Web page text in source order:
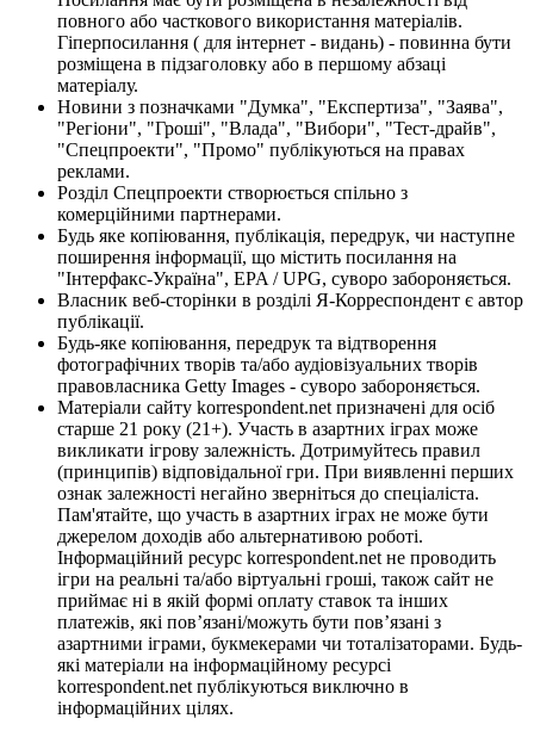
повного або часткового використання матеріалів.
Гіперпосилання ( для інтернет - видань) - повинна бути
розміщена в підзаголовку або в першому абзаці
матеріалу.
Новини з позначками "Думка", "Експертиза", "Заява",
"Регіони", "Гроші", "Влада", "Вибори", "Тест-драйв",
"Спецпроекти", "Промо" публікуються на правах
реклами.
Розділ Спецпроекти створюється спільно з
комерційними партнерами.
Будь яке копіювання, публікація, передрук, чи наступне
поширення інформації, що містить посилання на
"Інтерфакс-Україна", EPA / UPG, суворо забороняється.
Власник веб-сторінки в розділі Я-Корреспондент є автор
публікації.
Будь-яке копіювання, передрук та відтворення
фотографічних творів та/або аудіовізуальних творів
правовласника Getty Images - суворо забороняється.
Матеріали сайту korrespondent.net призначені для осіб
старше 21 року (21+). Участь в азартних іграх може
викликати ігрову залежність. Дотримуйтесь правил
(принципів) відповідальної гри. При виявленні перших
ознак залежності негайно зверніться до спеціаліста.
Пам'ятайте, що участь в азартних іграх не може бути
джерелом доходів або альтернативою роботі.
Інформаційний ресурс korrespondent.net не проводить
ігри на реальні та/або віртуальні гроші, також сайт не
приймає ні в якій формі оплату ставок та інших
платежів, які пов’язані/можуть бути пов’язані з
азартними іграми, букмекерами чи тоталізаторами. Будь-
які матеріали на інформаційному ресурсі
korrespondent.net публікуються виключно в
інформаційних цілях.